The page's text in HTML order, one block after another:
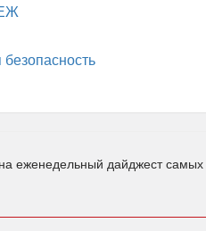
еженедельный дайджест